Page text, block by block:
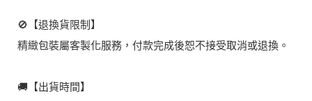
🚫【退換貨限制】
精緻包裝屬客製化服務，付款完成後恕不接受取消或退換。
🚚【出貨時間】